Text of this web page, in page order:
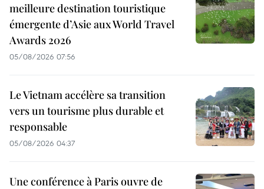
meilleure destination touristique
émergente d’Asie aux World Travel
Awards 2026
05/08/2026 07:56
Le Vietnam accélère sa transition
vers un tourisme plus durable et
responsable
05/08/2026 04:37
Une conférence à Paris ouvre de